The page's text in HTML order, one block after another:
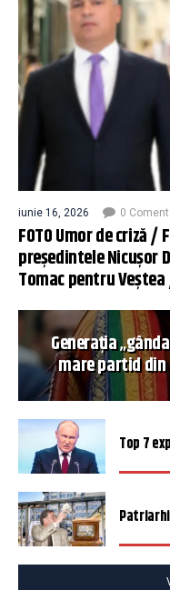
iunie 16, 2026 0
FOTO Umor de criză
președintele Nicușor
Tomac pentru
Generația
mare partid
Top 7